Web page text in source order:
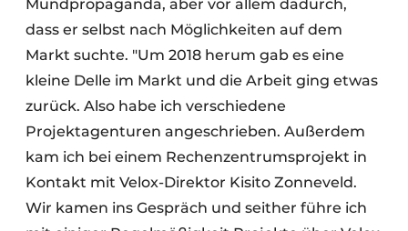
Mundpropaganda, aber vor allem dadurch,
dass er selbst nach Möglichkeiten auf dem
Markt suchte. "Um 2018 herum gab es eine
kleine Delle im Markt und die Arbeit ging etwas
zurück. Also habe ich verschiedene
Projektagenturen angeschrieben. Außerdem
kam ich bei einem Rechenzentrumsprojekt in
Kontakt mit Velox-Direktor Kisito Zonneveld.
Wir kamen ins Gespräch und seither führe ich